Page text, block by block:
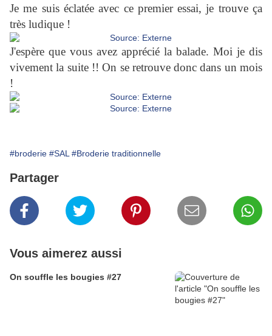
Je me suis éclatée avec ce premier essai, je trouve ça
très ludique !
J'espère que vous avez apprécié la balade. Moi je dis
vivement la suite !! On se retrouve donc dans un mois
!
#broderie #SAL #Broderie traditionnelle
Partager
Vous aimerez aussi
On souffle les bougies #27